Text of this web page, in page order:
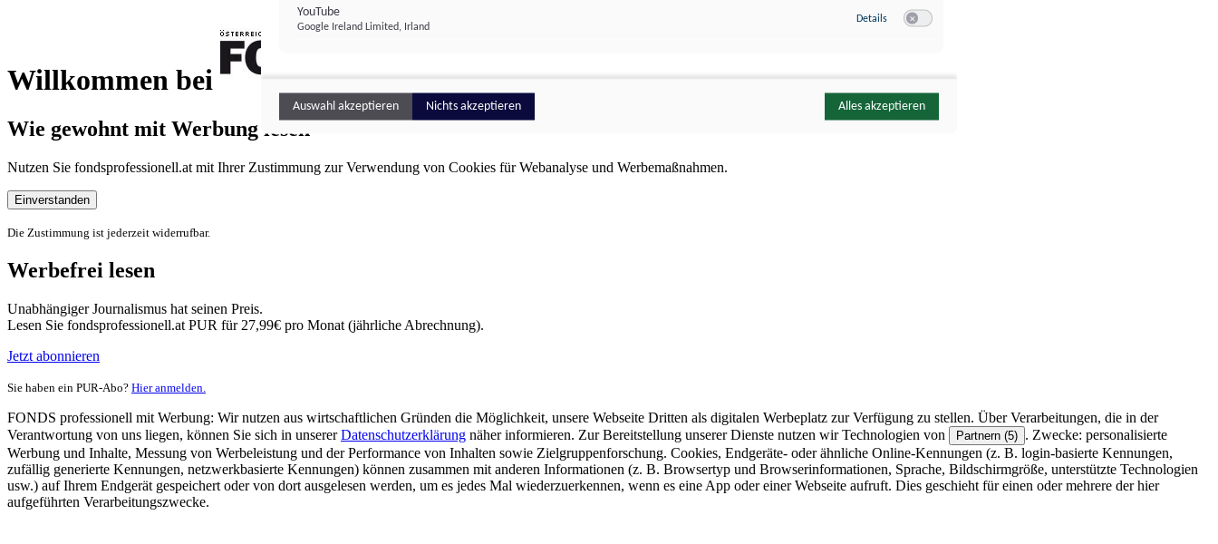
Willkommen bei
FONDS professionell
Wie gewohnt mit Werbung lesen
Nutzen Sie fondsprofessionell.at mit Ihrer Zustimmung zur Verwendung von Cookies für Webanalyse und Werbemaßnahmen.
Einverstanden
Die Zustimmung ist jederzeit widerrufbar.
Werbefrei lesen
Unabhängiger Journalismus hat seinen Preis.
Lesen Sie fondsprofessionell.at PUR für 27,99€ pro Monat (jährliche Abrechnung).
Jetzt abonnieren
Sie haben ein PUR-Abo? Hier anmelden.
FONDS professionell mit Werbung: Wir nutzen aus wirtschaftlichen Gründen die Möglichkeit, unsere Webseite Dritten als digitalen Werbeplatz zur Verfügung zu stellen. Über Verarbeitungen, die in der
Verantwortung von uns liegen, können Sie sich in unsererDatenschutzerklärung näher informieren. Zur Bereitstellung unserer Dienste nutzen wir Technologien von Partnern (5) . Zwecke: personalisierte
Werbung und Inhalte, Messung von Werbeleistung und der Performance von Inhalten sowie Zielgruppenforschung. Cookies, Endgeräte- oder ähnliche Online-Kennungen (z. B. login-basierte Kennungen,
zufällig generierte Kennungen, netzwerkbasierte Kennungen) können zusammen mit anderen Informationen (z. B. Browsertyp und Browserinformationen, Sprache, Bildschirmgröße, unterstützte Technologien
usw.) auf Ihrem Endgerät gespeichert oder von dort ausgelesen werden, um es jedes Mal wiederzuerkennen, wenn es eine App oder einer Webseite aufruft. Dies geschieht für einen oder mehrere der hier
aufgeführten Verarbeitungszwecke.
YouTube
Google Ireland Limited, Irland
Details zu YouTube
Auswahl akzeptieren Nichts akzeptieren Alles akzeptieren